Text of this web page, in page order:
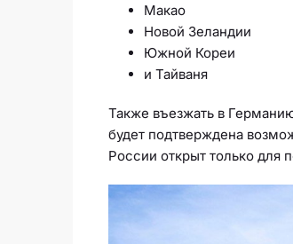
Макао
Новой Зеландии
Южной Кореи
и Тайваня
Также въезжать в
будет подтверждена
России открыт только для